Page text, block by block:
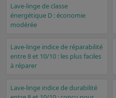
Lave-linge de classe
énergétique D : économie
modérée
Lave-linge indice de réparabilité
entre 8 et 10/10 : les plus faciles
à réparer
Lave-linge indice de durabilité